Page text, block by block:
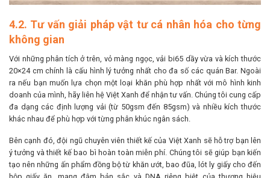
4.2. Tư vấn giải pháp vật tư cá nhân hóa cho từng
không gian
Với những phân tích ở trên, vỏ màng ngọc, vải bi65 dầy vừa và kích thước
20×24 cm chính là cấu hình lý tưởng nhất cho đa số các quán Bar. Ngoài
ra nếu bạn muốn lựa chọn một loại khăn phù hợp nhất với mô hình kinh
doanh của mình, hãy liên hệ Việt Xanh để nhận tư vấn. Chúng tôi cung cấp
đa dạng các định lượng vải (từ 50gsm đến 85gsm) và nhiều kích thước
khác nhau để phù hợp với từng phân khúc ngân sách.
Bên cạnh đó, đội ngũ chuyên viên thiết kế của Việt Xanh sẽ hỗ trợ bạn lên
ý tưởng và thiết kế bao bì hoàn toàn miễn phí. Chúng tôi sẽ giúp bạn kiến
tạo nên những ấn phẩm đồng bộ từ khăn ướt, bao đũa, lót ly giấy cho đến